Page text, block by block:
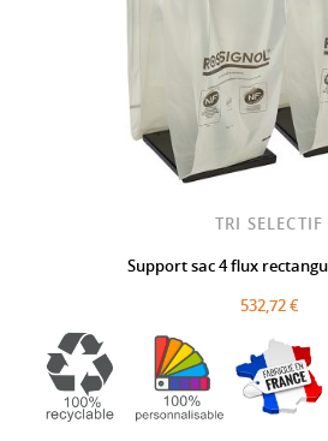
TRI SELECTIF
Support sac 4 flux
532,72 €